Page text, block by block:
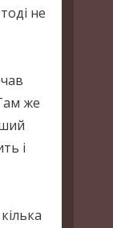
не
же
і